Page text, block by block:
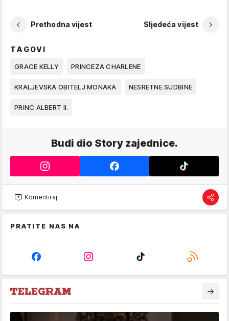
Prethodna vijest Sljedeća vijest
TAGOVI
GRACE KELLY PRINCEZA CHARLENE
KRALJEVSKA OBITELJ MONAKA NESRETNE SUDBINE
PRINC ALBERT II.
Budi dio Story zajednice.
Komentiraj
PRATITE NAS NA